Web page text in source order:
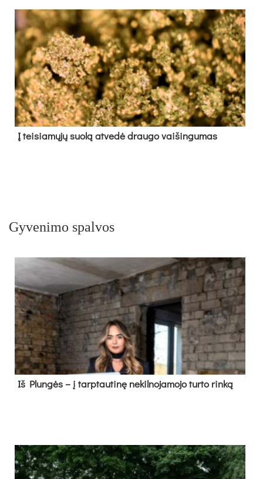
Į tei­sia­mų­jų suo­lą at­ve­dė drau­go vai­šin­gu­mas
Gyvenimo spalvos
Iš Plungės – į tarptautinę nekilnojamojo turto rinką